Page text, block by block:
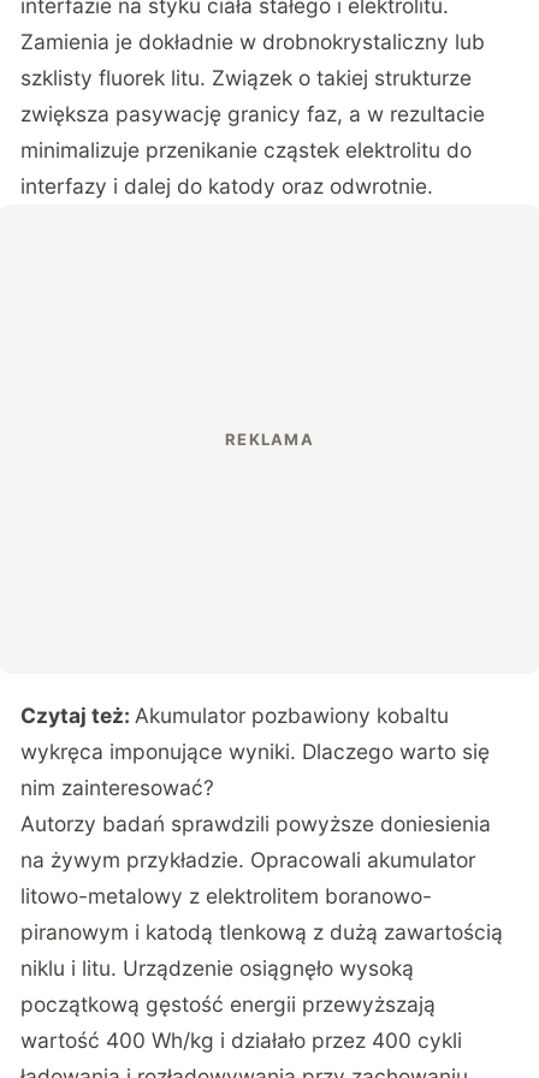
Zamienia je dokładnie w drobnokrystaliczny lub
szklisty fluorek litu. Związek o takiej strukturze
zwiększa pasywację granicy faz, a w rezultacie
minimalizuje przenikanie cząstek elektrolitu do
interfazy i dalej do katody oraz odwrotnie.
Czytaj też: Akumulator pozbawiony kobaltu
wykręca imponujące wyniki. Dlaczego warto się
nim zainteresować?
Autorzy badań sprawdzili powyższe doniesienia
na żywym przykładzie. Opracowali akumulator
litowo-metalowy z elektrolitem boranowo-
piranowym i katodą tlenkową z dużą zawartością
niklu i litu. Urządzenie osiągnęło wysoką
początkową gęstość energii przewyższają
wartość 400 Wh/kg i działało przez 400 cykli